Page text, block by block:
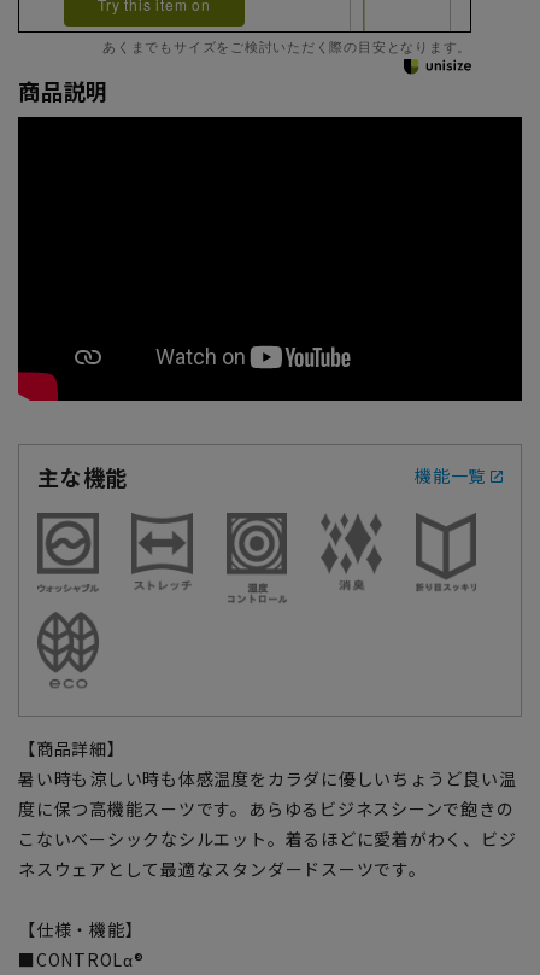
Try this item on
あくまでもサイズをご検討いただく際の目安となります。
商品説明
主な機能 機能一覧
【商品詳細】
暑い時も涼しい時も体感温度をカラダに優しいちょうど良い温
度に保つ高機能スーツです。あらゆるビジネスシーンで飽きの
こないベーシックなシルエット。着るほどに愛着がわく、ビジ
ネスウェアとして最適なスタンダードスーツです。
【仕様・機能】
■CONTROLα®